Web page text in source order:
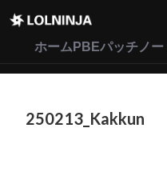
ホーム PBEパッチノ
250213_Kakkun